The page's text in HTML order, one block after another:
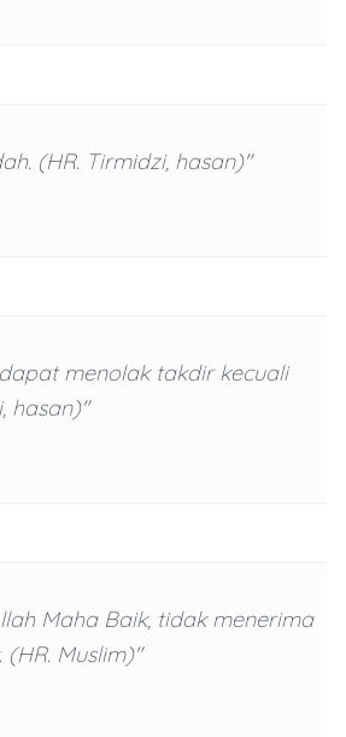
(HR. Tirmidzi, hasan)"
menolak takdir kecuali
hasan)"
Maha Baik, tidak menerima
Muslim)"